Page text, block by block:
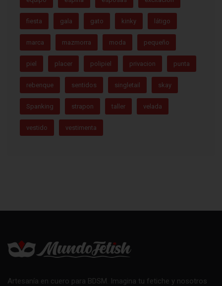
fiesta gala gato kinky látigo
marca mazmorra moda pequeño
piel placer polipiel privacion punta
rebenque sentidos singletail skay
Spanking strapon taller velada
vestido vestimenta
Artesanía en cuero para BDSM. Imagina tu fetiche y nosotros